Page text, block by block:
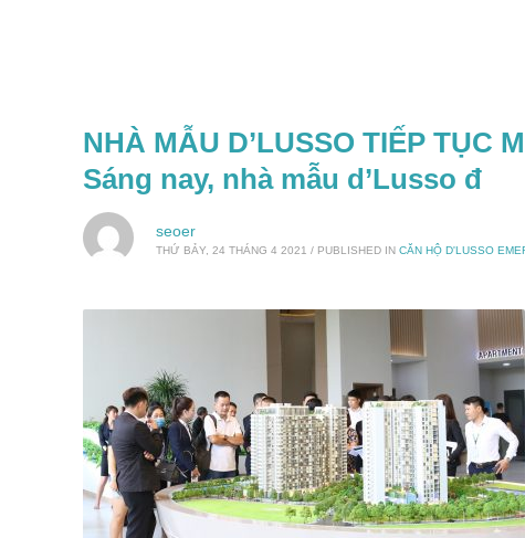
NHÀ MẪU D’LUSSO TIẾP TỤC
Sáng nay, nhà mẫu d’Lusso đ
seoer
THỨ BẢY, 24 THÁNG 4 2021 / PUBLISHED IN CĂN HỘ D'LUSSO